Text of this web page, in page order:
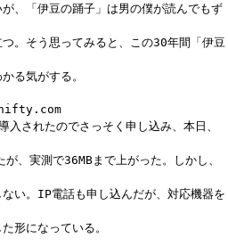
、「伊豆の踊子」は男の僕が読んでもず
。そう思ってみると、この30年間「伊豆
る気がする。
入されたのでさっそく申し込み、本日、
、実測で36MBまで上がった。しかし、
い。IP電話も申し込んだが、対応機器を
形になっている。